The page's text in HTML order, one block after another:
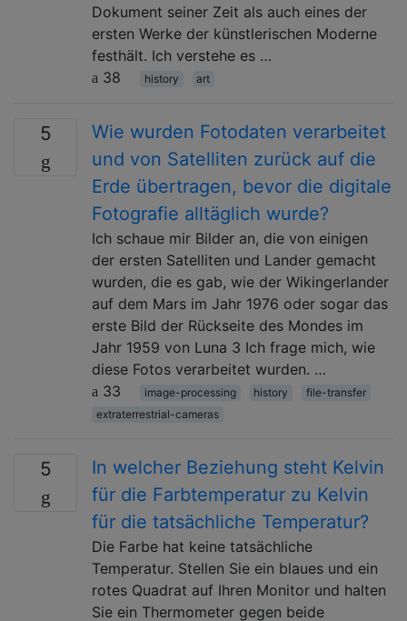
Dokument seiner Zeit als auch eines der
ersten Werke der künstlerischen Moderne
festhält. Ich verstehe es …
38
history art
5
Wie wurden Fotodaten verarbeitet
und von Satelliten zurück auf die
Erde übertragen, bevor die digitale
Fotografie alltäglich wurde?
Ich schaue mir Bilder an, die von einigen
der ersten Satelliten und Lander gemacht
wurden, die es gab, wie der Wikingerlander
auf dem Mars im Jahr 1976 oder sogar das
erste Bild der Rückseite des Mondes im
Jahr 1959 von Luna 3 Ich frage mich, wie
diese Fotos verarbeitet wurden. …
33
image-processing history
file-transfer
extraterrestrial-cameras
5
In welcher Beziehung steht Kelvin
für die Farbtemperatur zu Kelvin
für die tatsächliche Temperatur?
Die Farbe hat keine tatsächliche
Temperatur. Stellen Sie ein blaues und ein
rotes Quadrat auf Ihren Monitor und halten
Sie ein Thermometer gegen beide